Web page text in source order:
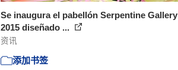
Se inaugura el pabellón Serpentine Gallery
2015 diseñado ...
资讯
添加书签